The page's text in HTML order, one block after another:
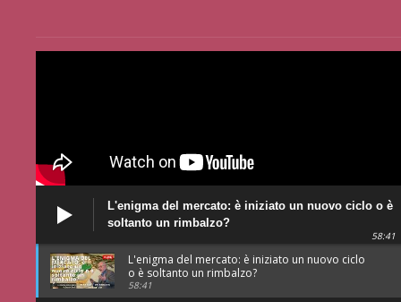
L'enigma del mercato: è iniziato un nuovo ciclo o è
soltanto un rimbalzo?
58:41
L'enigma del mercato: è iniziato un nuovo ciclo
o è soltanto un rimbalzo?
58:41